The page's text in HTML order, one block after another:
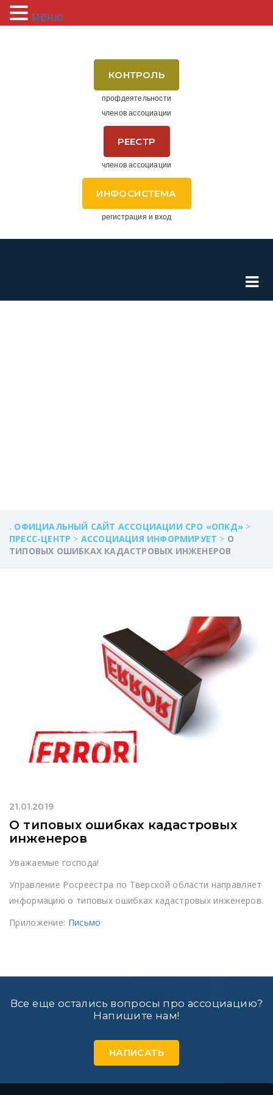
КОНТРОЛЬ
профдеятельности
членов ассоциации
РЕЕСТР
членов ассоциации
ИНФОСИСТЕМА
регистрация и вход
. ОФИЦИАЛЬНЫЙ САЙТ АССОЦИАЦИИ СРО «ОПКД» >
ПРЕСС-ЦЕНТР > АССОЦИАЦИЯ ИНФОРМИРУЕТ > О
ТИПОВЫХ ОШИБКАХ КАДАСТРОВЫХ ИНЖЕНЕРОВ
21.01.2019
О типовых ошибках кадастровых
инженеров
Уважаемые господа!
Управление Росреестра по Тверской области направляет
информацию о типовых ошибках кадастровых инженеров.
Приложение: Письмо
Все еще остались вопросы про ассоциацию?
Напишите нам!
НАПИСАТЬ
меню